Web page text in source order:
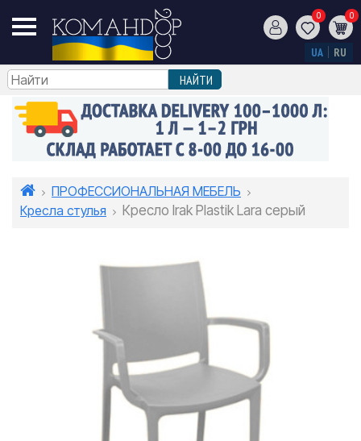
0 0
UA RU
ПРОФЕССИОНАЛЬНАЯ МЕБЕЛЬ
Кресла стулья
Кресло Irak Plastik Lara серый